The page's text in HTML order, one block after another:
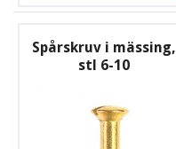
Spårskruv i mässing,
stl 6-10